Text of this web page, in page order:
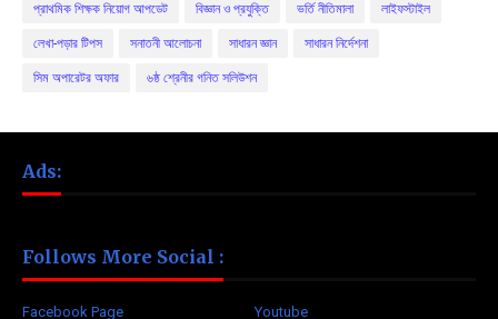
প্রাথমিক শিক্ষক নিয়োগ আপডেট বিজ্ঞান ও প্রযুক্তি ভর্তি নীতিমালা লাইফস্টাইল
লেখা-পড়ার টিপস সনাতনী আলোচনা সাধারন জ্ঞান সাধারন নির্দেশনা
সিম অপারেটর অফার ৬ষ্ঠ শ্রেনীর গনিত সলিউশন
Ads:
Follows More Social :
Facebook Page Youtube